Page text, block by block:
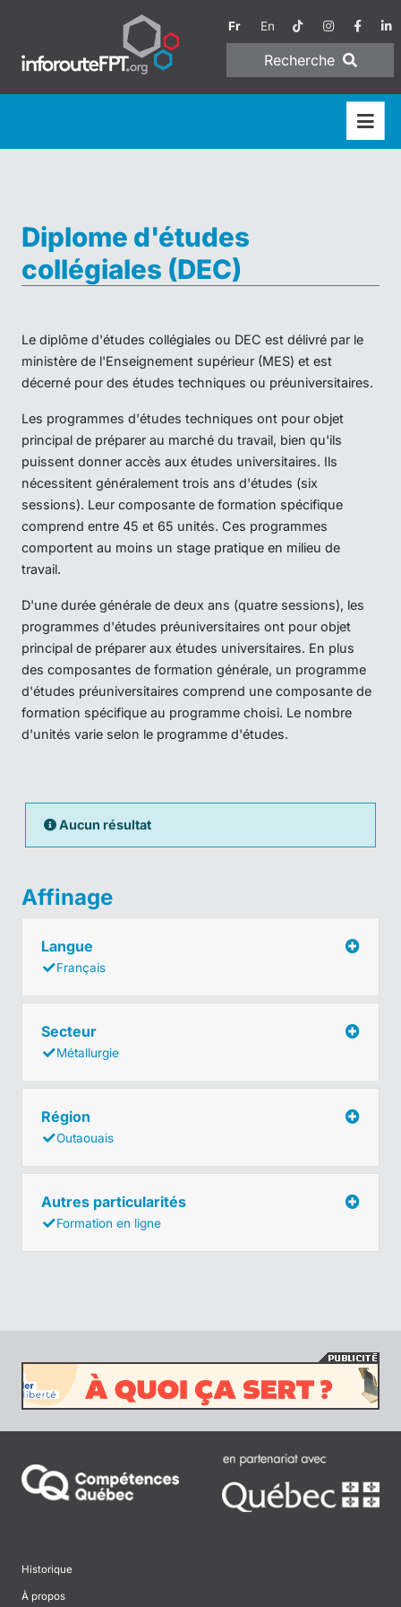
Fr En
Recherche
Diplome d'études
collégiales (DEC)
Le diplôme d'études collégiales ou DEC est délivré par le
ministère de l'Enseignement supérieur (MES) et est
décerné pour des études techniques ou préuniversitaires.
Les programmes d'études techniques ont pour objet
principal de préparer au marché du travail, bien qu'ils
puissent donner accès aux études universitaires. Ils
nécessitent généralement trois ans d'études (six
sessions). Leur composante de formation spécifique
comprend entre 45 et 65 unités. Ces programmes
comportent au moins un stage pratique en milieu de
travail.
D'une durée générale de deux ans (quatre sessions), les
programmes d'études préuniversitaires ont pour objet
principal de préparer aux études universitaires. En plus
des composantes de formation générale, un programme
d'études préuniversitaires comprend une composante de
formation spécifique au programme choisi. Le nombre
d'unités varie selon le programme d'études.
Aucun résultat
Affinage
Langue
Français
Secteur
Métallurgie
Région
Outaouais
Autres particularités
Formation en ligne
Historique
À propos